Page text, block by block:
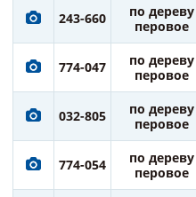
243-660
по дереву
перовое
774-047
по дереву
перовое
032-805
по дереву
перовое
774-054
по дереву
перовое